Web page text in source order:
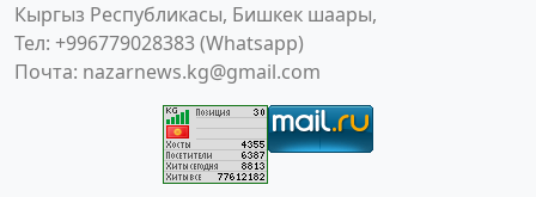
Кыргыз Республикасы, Бишкек шаары,
Тел: +996779028383 (Whatsapp)
Почта: nazarnews.kg@gmail.com